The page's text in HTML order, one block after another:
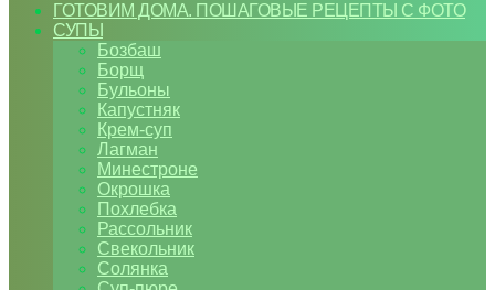
ГОТОВИМ ДОМА. ПОШАГОВЫЕ РЕЦЕПТЫ С ФОТО
СУПЫ
Бозбаш
Борщ
Бульоны
Капустняк
Крем-суп
Лагман
Минестроне
Окрошка
Похлебка
Рассольник
Свекольник
Солянка